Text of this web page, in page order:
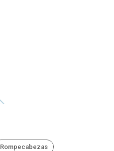
Rompecabezas